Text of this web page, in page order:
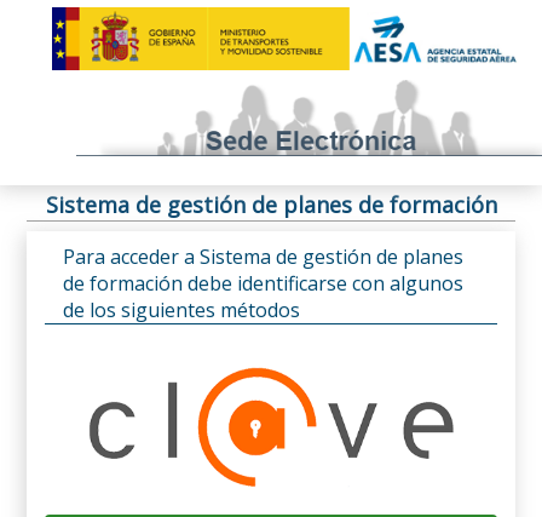
Sistema de gestión de planes de formación
Para acceder a Sistema de gestión de planes
de formación debe identificarse con algunos
de los siguientes métodos